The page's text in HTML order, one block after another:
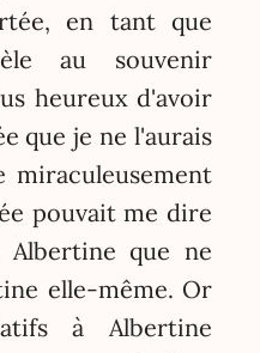
en tant que
au souvenir
heureux d'avoir
que je ne l'aurais
miraculeusement
pouvait me dire
que ne
elle-même. Or
à Albertine